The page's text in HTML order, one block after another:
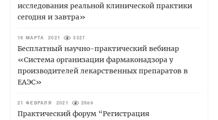
исследования реальной клинической практики
сегодня и завтра»
16 МАРТА 2021 3327
Бесплатный научно-практический вебинар
«Система организации фармаконадзора у
производителей лекарственных препаратов в
ЕАЭС»
21 ФЕВРАЛЯ 2021 2689
Практический форум “Регистрация